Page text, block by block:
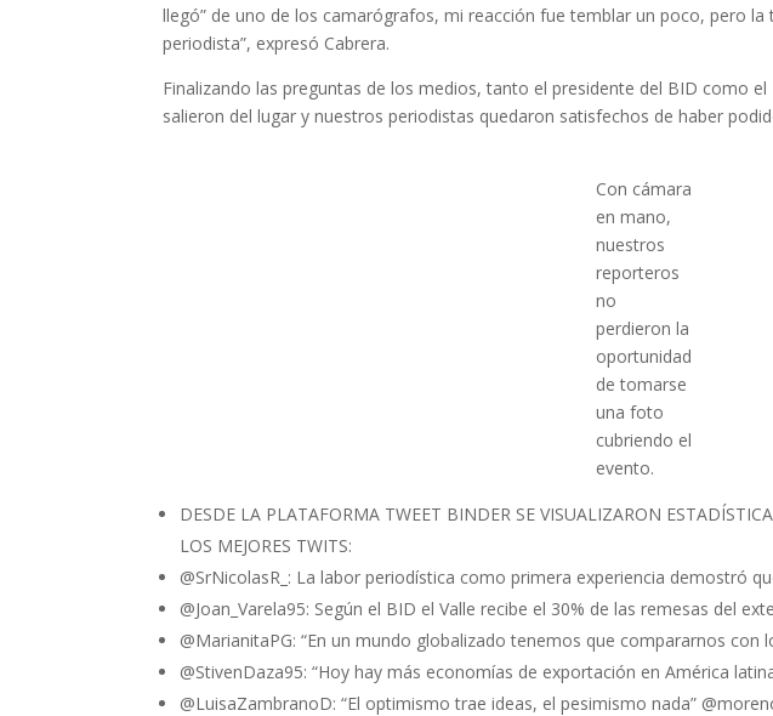
llegó” de uno de los camarógrafos, mi reacción fue temblar un poco, pero
periodista”, expresó Cabrera.
Finalizando las preguntas de los medios, tanto el presidente del BID como el
salieron del lugar y nuestros periodistas quedaron satisfechos de haber
Con cámara
en mano,
nuestros
reporteros
no
perdieron la
oportunidad
de tomarse
una foto
cubriendo el
evento.
DESDE LA PLATAFORMA TWEET BINDER SE VISUALIZARON
LOS MEJORES TWITS:
@SrNicolasR_: La labor periodística como primera experiencia demostró
@Joan_Varela95: Según el BID el Valle recibe el 30% de las remesas del
@MarianitaPG: “En un mundo globalizado tenemos que compararnos con
@StivenDaza95: “Hoy hay más economías de exportación en América
@LuisaZambranoD: “El optimismo trae ideas, el pesimismo nada”